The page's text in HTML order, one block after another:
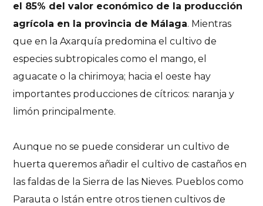
el 85% del valor económico de la producción
agrícola en la provincia de Málaga. Mientras
que en la Axarquía predomina el cultivo de
especies subtropicales como el mango, el
aguacate o la chirimoya; hacia el oeste hay
importantes producciones de cítricos: naranja y
limón principalmente.
Aunque no se puede considerar un cultivo de
huerta queremos añadir el cultivo de castaños en
las faldas de la Sierra de las Nieves. Pueblos como
Parauta o Istán entre otros tienen cultivos de